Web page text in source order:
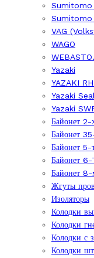
Sumitomo
VAG
WAGO
Yazaki
YAZAKI
Yazaki
Yazaki
Байонет
Байонет
Байонет 5-
Байонет 6-
Байонет 8-
Жгуты
Изоляторы
Колодки
Колодки
Колодки с
Колодки